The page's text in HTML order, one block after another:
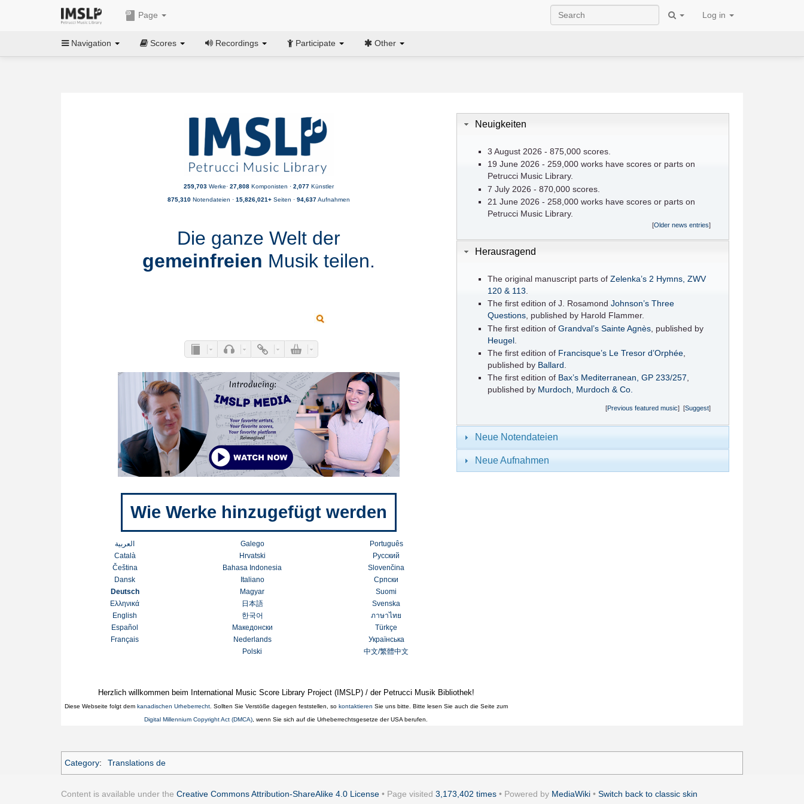
Page Log in
Navigation Scores Recordings Participate Other
259,703 Werke· 27,808 Komponisten · 2,077 Künstler
875,310 Notendateien · 15,826,021+ Seiten · 94,637Aufnahmen
Die ganze Welt der
gemeinfreien Musik teilen.
Wie Werke hinzugefügt werden
العربية
Català
Čeština
Dansk
Deutsch
Ελληνικά
English
Español
Français
Galego
Hrvatski
Bahasa Indonesia
Italiano
Magyar
日本語
한국어
Македонски
Nederlands
Polski
Português
Русский
Slovenčina
Српски
Suomi
Svenska
ภาษาไทย
Türkçe
Українська
中文/繁體中文
Neuigkeiten
3 August 2026 - 875,000 scores.
19 June 2026 - 259,000 works have scores or parts on
Petrucci Music Library.
7 July 2026 - 870,000 scores.
21 June 2026 - 258,000 works have scores or parts on
Petrucci Music Library.
[Older news entries]
Herausragend
The original manuscript parts of Zelenka’s 2 Hymns, ZWV
120 & 113.
The first edition of J. Rosamond Johnson’s Three
Questions, published by Harold Flammer.
The first edition of Grandval’s Sainte Agnès, published by
Heugel.
The first edition of Francisque’s Le Tresor d’Orphée,
published by Ballard
The first edition of Bax’s Mediterranean, GP 233/257,
published by Murdoch, Murdoch & Co.
[Previous featured music] [Suggest]
Neue Notendateien
Neue Aufnahmen
Herzlich willkommen beim International Music Score Library Project (IMSLP) / der Petrucci Musik Bibliothek!
Diese Webseite folgt dem kanadischen Urheberrecht. Sollten Sie Verstöße dagegen feststellen, so kontaktieren Sie uns bitte. Bitte lesen Sie auch die Seite zum
Digital Millennium Copyright Act (DMCA) , wenn Sie sich auf die Urheberrechtsgesetze der USA berufen.
Category: Translations de
Content is available under the Creative Commons Attribution-ShareAlike 4.0 License • Page visited 3,173,402 times • Powered by MediaWiki • Switch back to classic skin